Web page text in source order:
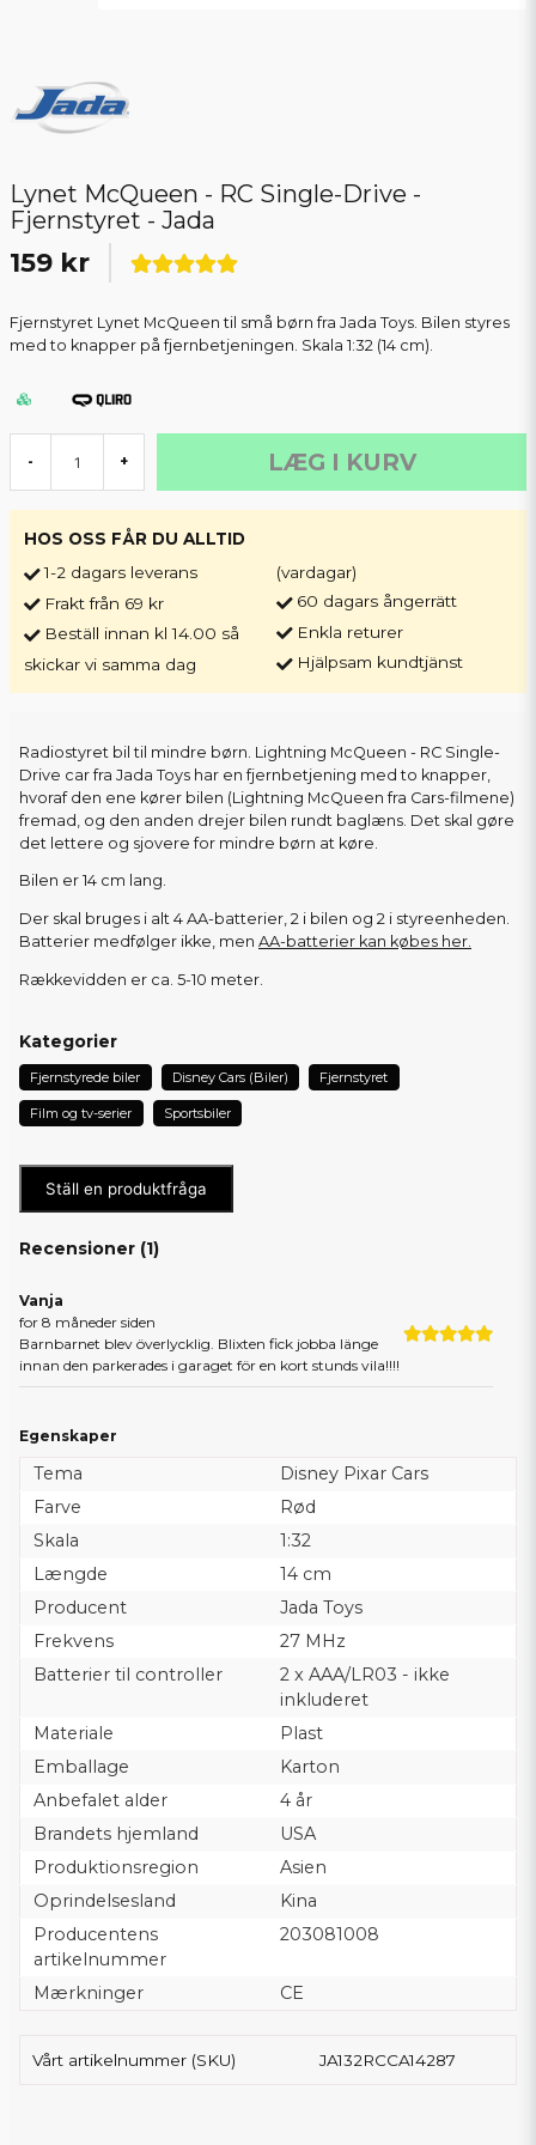
Lynet McQueen - RC Single-Drive -
Fjernstyret - Jada
159 kr
Fjernstyret Lynet McQueen til små børn fra Jada Toys. Bilen styres
med to knapper på fjernbetjeningen. Skala 1:32 (14 cm).
- + LÆG I KURV
HOS OSS FÅR DU ALLTID
1-2 dagars leverans
Frakt från 69 kr
Beställ innan kl 14.00 så
skickar vi samma dag
(vardagar)
60 dagars ångerrätt
Enkla returer
Hjälpsam kundtjänst
Radiostyret bil til mindre børn. Lightning McQueen - RC Single-
Drive car fra Jada Toys har en fjernbetjening med to knapper,
hvoraf den ene kører bilen (Lightning McQueen fra Cars-filmene)
fremad, og den anden drejer bilen rundt baglæns. Det skal gøre
det lettere og sjovere for mindre børn at køre.
Bilen er 14 cm lang.
Der skal bruges i alt 4 AA-batterier, 2 i bilen og 2 i styreenheden.
Batterier medfølger ikke, men AA-batterier kan købes her.
Rækkevidden er ca. 5-10 meter.
Kategorier
Fjernstyrede biler Disney Cars (Biler) Fjernstyret
Film og tv-serier Sportsbiler
Ställ en produktfråga
Recensioner (1)
Vanja
for 8 måneder siden
Barnbarnet blev överlycklig. Blixten fick jobba länge
innan den parkerades i garaget för en kort stunds vila!!!!
Egenskaper
Tema
Disney Pixar Cars
Farve
Rød
Skala
1:32
Længde
14 cm
Producent
Jada Toys
Frekvens
27 MHz
Batterier til controller
2 x AAA/LR03 - ikke
inkluderet
Materiale
Plast
Emballage
Karton
Anbefalet alder
4 år
Brandets hjemland
USA
Produktionsregion
Asien
Oprindelsesland
Kina
Producentens
artikelnummer
203081008
Mærkninger CE
Vårt artikelnummer (SKU) JA132RCCA14287